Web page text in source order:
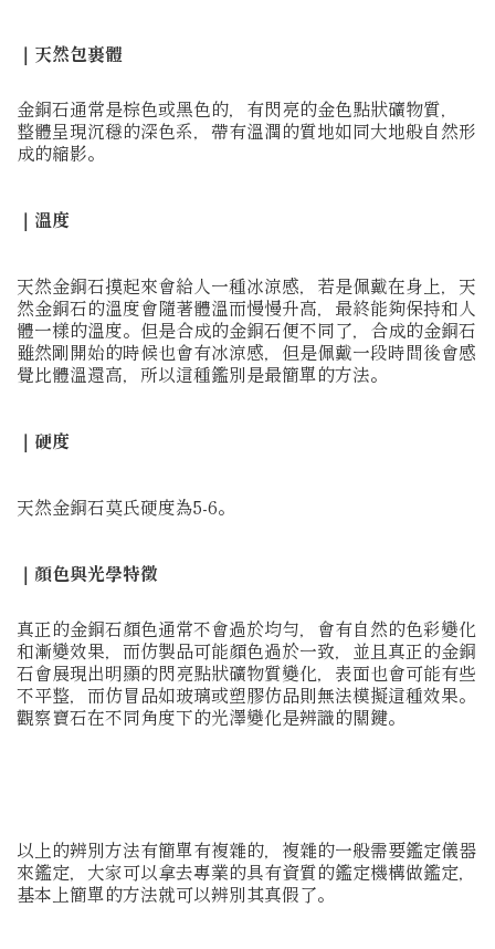
｜天然包裹體
金銅石通常是棕色或黑色的，有閃亮的金色點狀礦物質，
整體呈現沉穩的深色系，帶有溫潤的質地如同大地般自然形
成的縮影。
｜溫度
天然金銅石摸起來會給人一種冰涼感，若是佩戴在身上，天
然金銅石的溫度會隨著體溫而慢慢升高，最終能夠保持和人
體一樣的溫度。但是合成的金銅石便不同了，合成的金銅石
雖然剛開始的時候也會有冰涼感，但是佩戴一段時間後會感
覺比體溫還高，所以這種鑑別是最簡單的方法。
｜硬度
天然金銅石莫氏硬度為5-6。
｜顏色與光學特徵
真正的金銅石顏色通常不會過於均勻，會有自然的色彩變化
和漸變效果，而仿製品可能顏色過於一致，並且真正的金銅
石會展現出明顯的閃亮點狀礦物質變化，表面也會可能有些
不平整，而仿冒品如玻璃或塑膠仿品則無法模擬這種效果。
觀察寶石在不同角度下的光澤變化是辨識的關鍵。
以上的辨別方法有簡單有複雜的，複雜的一般需要鑑定儀器
來鑑定，大家可以拿去專業的具有資質的鑑定機構做鑑定，
基本上簡單的方法就可以辨別其真假了。